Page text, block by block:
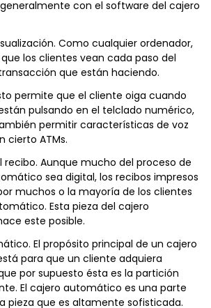
con el software del cajero
Como cualquier ordenador,
los clientes vean cada paso del
que están haciendo.
permite que el cliente oiga cuando
pulsando en el telclado numérico,
permitir características de voz
cierto ATMs.
recibo. Aunque mucho del proceso de
sea digital, los recibos impresos
muchos o la mayoría de los clientes
Esta pieza del cajero
este posible.
El propósito principal de un cajero
para que un cliente adquiera
por supuesto ésta es la partición
El cajero automático es una parte
pieza que es altamente sofisticada.